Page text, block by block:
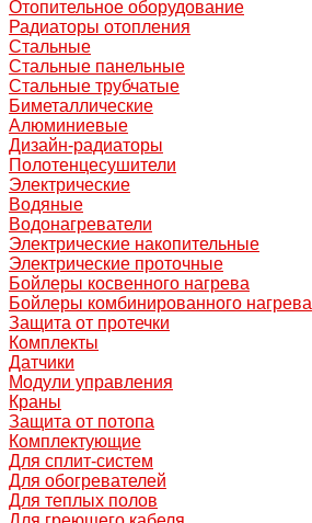
Отопительное оборудование
Радиаторы отопления
Стальные
Стальные панельные
Стальные трубчатые
Биметаллические
Алюминиевые
Дизайн-радиаторы
Полотенцесушители
Электрические
Водяные
Водонагреватели
Электрические накопительные
Электрические проточные
Бойлеры косвенного нагрева
Бойлеры комбинированного нагрева
Защита от протечки
Комплекты
Датчики
Модули управления
Краны
Защита от потопа
Комплектующие
Для сплит-систем
Для обогревателей
Для теплых полов